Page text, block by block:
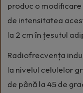
produc o
de intensitatea
la 2 cm în țesutul
Radiofrecvența
la nivelul celulelor
de până la 45 de